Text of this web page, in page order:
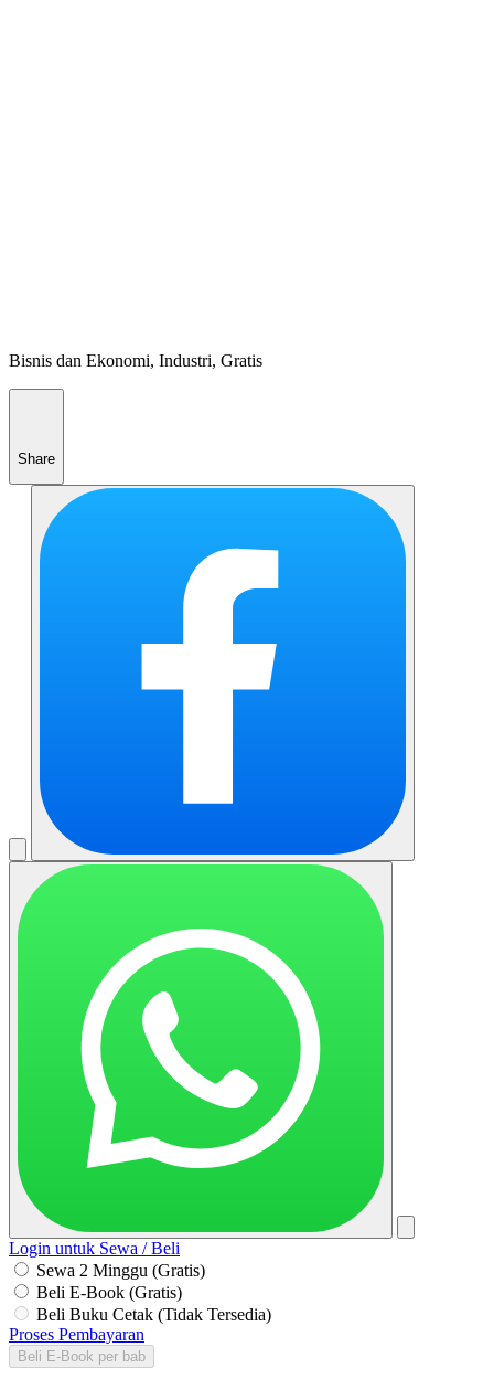
Bisnis dan Ekonomi, Industri, Gratis
Share
Login untuk Sewa / Beli
Sewa 2 Minggu (Gratis)
Beli E-Book (Gratis)
Beli Buku Cetak (Tidak Tersedia)
Proses Pembayaran
Beli E-Book per bab